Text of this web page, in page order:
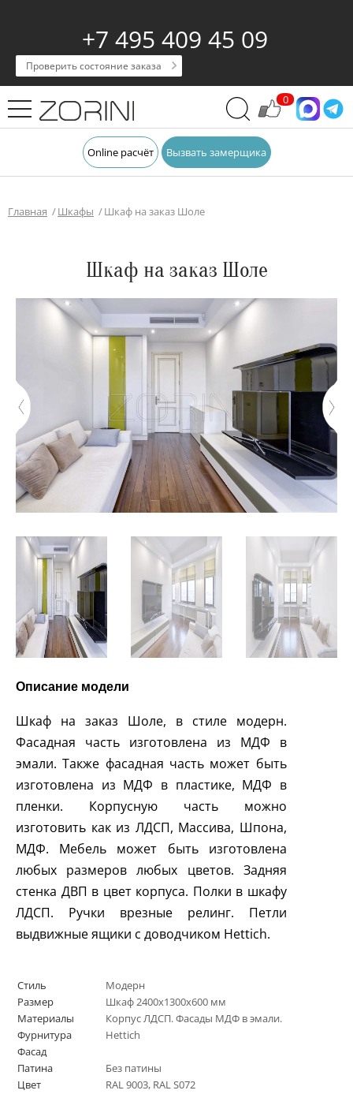
+7 495 409 45 09
Проверить состояние заказа
0
Online расчёт Вызвать замерщика
Главная Шкафы Шкаф на заказ Шоле
Шкаф на заказ Шоле
Описание модели
Шкаф на заказ Шоле, в стиле модерн.
Фасадная часть изготовлена из МДФ в
эмали. Также фасадная часть может быть
изготовлена из МДФ в пластике, МДФ в
пленки. Корпусную часть можно
изготовить как из ЛДСП, Массива, Шпона,
МДФ. Мебель может быть изготовлена
любых размеров любых цветов. Задняя
стенка ДВП в цвет корпуса. Полки в шкафу
ЛДСП. Ручки врезные релинг. Петли
выдвижные ящики с доводчиком Hettich.
Стиль
Модерн
Размер
Шкаф 2400х1300х600 мм
Материалы
Корпус ЛДСП. Фасады МДФ в эмали.
Фурнитура
Hettich
Фасад
Патина
Без патины
Цвет
RAL 9003, RAL S072